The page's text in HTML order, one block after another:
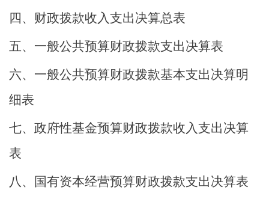
四、财政拨款收入支出决算总表
五、一般公共预算财政拨款支出决算表
六、一般公共预算财政拨款基本支出决算明
细表
七、政府性基金预算财政拨款收入支出决算
表
八、国有资本经营预算财政拨款支出决算表